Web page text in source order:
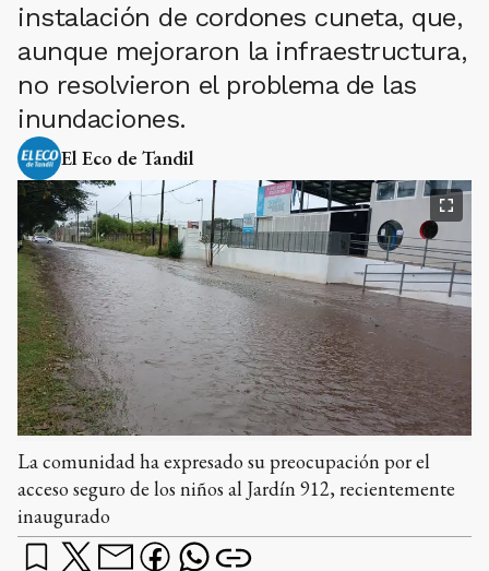
instalación de cordones cuneta, que,
aunque mejoraron la infraestructura,
no resolvieron el problema de las
inundaciones.
El Eco de Tandil
La comunidad ha expresado su preocupación por el
acceso seguro de los niños al Jardín 912, recientemente
inaugurado